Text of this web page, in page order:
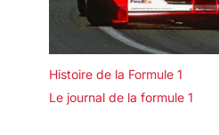
Histoire de la Formule 1
Le journal de la formule 1